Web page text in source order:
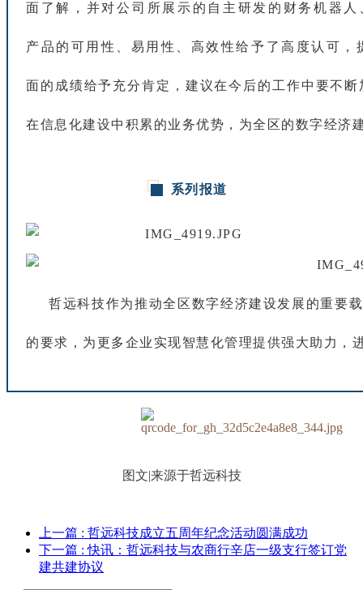
面 了解 ， 并对公 司 所 展 示 的 自 主 研发 的 财务机器 人
产品 的 可 用性 易 用性 高效性给予 了高 度认 可 ，
面的 成绩给予 充分肯定 ， 建议在今 后的 工 作中 要不 断
在信息 化建设中 积 累 的业务优势 ， 为全 区的数字经济
系列 报道
哲远科技作为推动全 区数字经济建设发 展 的重要载
的要求 ， 为更多企业 实现智慧化管理提供强 大 助 力 ，
图文|来源于哲远科技
上一篇 : 哲远科技成立五周年纪念活动圆满成功
下一篇 : 快讯：哲远科技与农商行辛店一级支行签订党
建共建协议